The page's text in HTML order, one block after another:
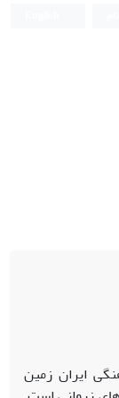
ایران زمین